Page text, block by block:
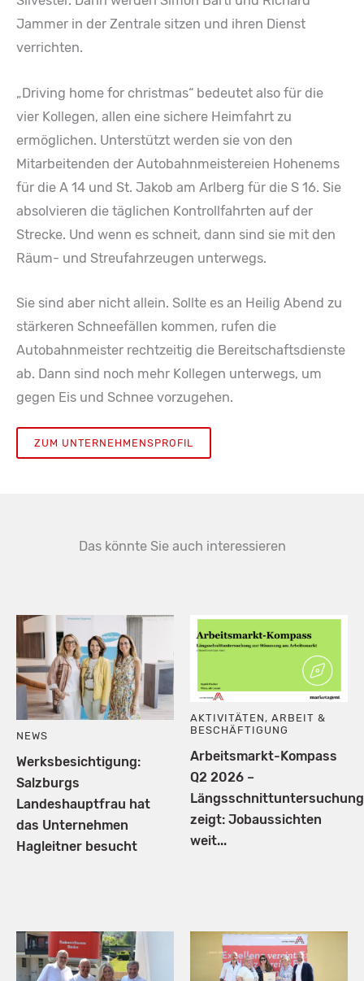
Jammer in der Zentrale sitzen und ihren Dienst
verrichten.
„Driving home for christmas“ bedeutet also für die
vier Kollegen, allen eine sichere Heimfahrt zu
ermöglichen. Unterstützt werden sie von den
Mitarbeitenden der Autobahnmeistereien Hohenems
für die A 14 und St. Jakob am Arlberg für die S 16. Sie
absolvieren die täglichen Kontrollfahrten auf der
Strecke. Und wenn es schneit, dann sind sie mit den
Räum- und Streufahrzeugen unterwegs.
Sie sind aber nicht allein. Sollte es an Heilig Abend zu
stärkeren Schneefällen kommen, rufen die
Autobahnmeister rechtzeitig die Bereitschaftsdienste
ab. Dann sind noch mehr Kollegen unterwegs, um
gegen Eis und Schnee vorzugehen.
ZUM UNTERNEHMENSPROFIL
Das könnte Sie auch interessieren
NEWS
Werksbesichtigung:
Salzburgs
Landeshauptfrau hat
das Unternehmen
Hagleitner besucht
AKTIVITÄTEN ,ARBEIT &
BESCHÄFTIGUNG
Arbeitsmarkt-Kompass
Q2 2026 –
Längsschnittuntersuchung
zeigt: Jobaussichten
weit...